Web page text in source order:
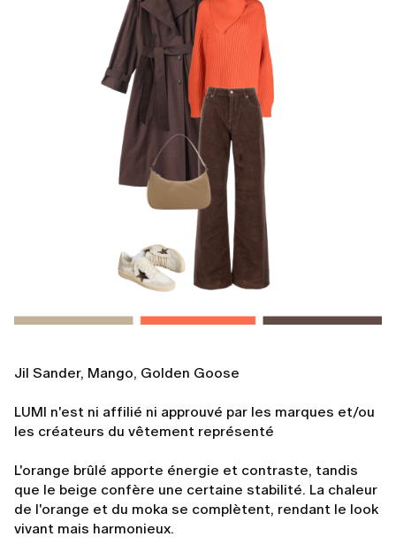
Jil Sander, Mango, Golden Goose
LUMI n'est ni affilié ni approuvé par les marques et/ou
les créateurs du vêtement représenté
L'orange brûlé apporte énergie et contraste, tandis
que le beige confère une certaine stabilité. La chaleur
de l'orange et du moka se complètent, rendant le look
vivant mais harmonieux.